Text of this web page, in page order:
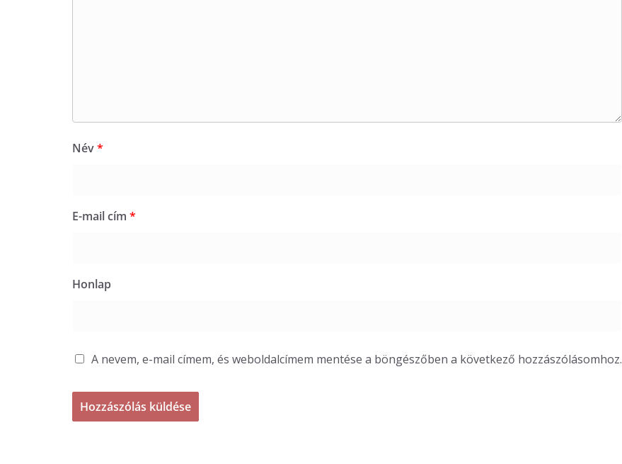
Név*
E-mail cím *
Honlap
A nevem, e-mail címem, és weboldalcímem mentése a böngészőben a következő hozzászólásomhoz.